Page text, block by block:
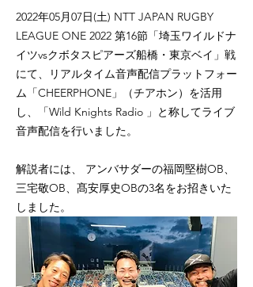
2022年05月07日(土) NTT JAPAN RUGBY
LEAGUE ONE 2022 第16節「埼玉ワイルドナ
イツvsクボタスピアーズ船橋・東京ベイ」戦
にて、リアルタイム音声配信プラットフォー
ム「CHEERPHONE」（チアホン）を活用
し、「Wild Knights Radio 」と称してライブ
音声配信を行いました。
解説者には、 アンバサダーの福岡堅樹OB、
三宅敬OB、髙安厚史OBの3名をお招きいた
しました。